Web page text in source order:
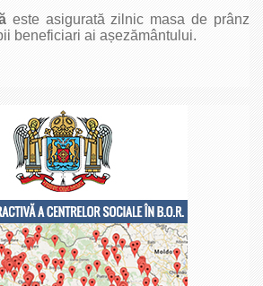
este asigurată zilnic masa de prânz
beneficiari ai așezământului.